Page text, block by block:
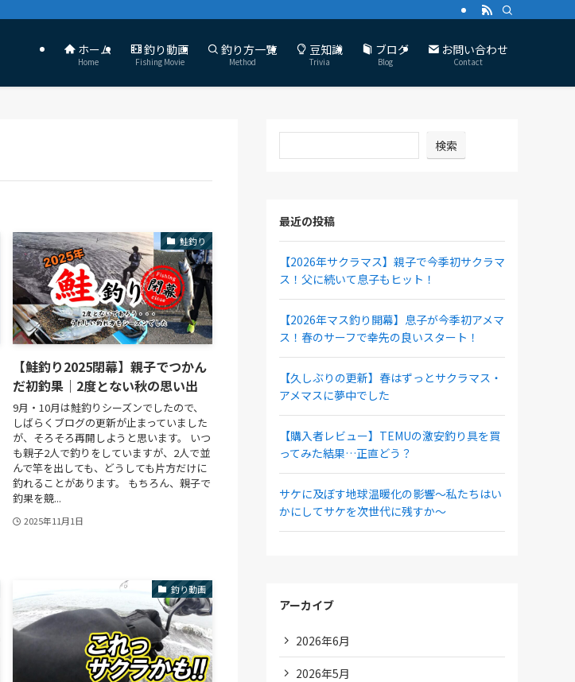
ホーム
Home
釣り動画
Fishing Movie
釣り方一覧
Method
豆知識
Trivia
ブログ
Blog
お問い合わせ
Contact
鮭釣り
【鮭釣り2025閉幕】親子でつかん
だ初釣果｜2度とない秋の思い出
9月・10月は鮭釣りシーズンでしたので、
しばらくブログの更新が止まっていました
が、そろそろ再開しようと思います。 いつ
も親子2人で釣りをしていますが、2人で並
んで竿を出しても、どうしても片方だけに
釣れることがあります。 もちろん、親子で
釣果を競...
2025年11月1日
釣り動画
検索
最近の投稿
【2026年サクラマス】親子で今季初サクラマ
ス！父に続いて息子もヒット！
【2026年マス釣り開幕】息子が今季初アメマ
ス！春のサーフで幸先の良いスタート！
【久しぶりの更新】春はずっとサクラマス・
アメマスに夢中でした
【購入者レビュー】TEMUの激安釣り具を買
ってみた結果…正直どう？
サケに及ぼす地球温暖化の影響～私たちはい
かにしてサケを次世代に残すか～
アーカイブ
2026年6月
2026年5月